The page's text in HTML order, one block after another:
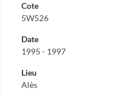
Cote
5W526
Date
1995 - 1997
Lieu
Alès